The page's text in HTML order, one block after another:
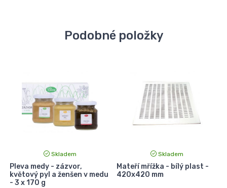
Podobné položky
Skladem
Pleva medy - zázvor,
květový pyl a ženšen v medu
- 3 x 170 g
Skladem
Mateří mřížka - bílý plast -
420x420 mm